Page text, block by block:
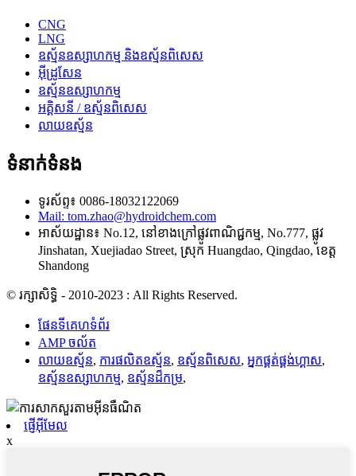
CNG
LNG
ឧស្ម័នឧស្សាហកម្ម និងឧស្ម័នពិសេស
អ៊ីដ្រូសែន
ឧស្ម័នឧស្សាហកម្ម
អគ្គិសនី / ឧស្ម័នពិសេស
លាយឧស្ម័ន
ទំនាក់ទំនង
ទូរស័ព្ទ៖ 0086-18032122069
Mail: tom.zhao@hydroidchem.com
អាស័យដ្ឋាន៖ No.12, នៅខាងក្រៅផ្លូវពាណិជ្ជកម្ម, No.777, ផ្លូវ
Jinshatan, Xuejiadao Street, ស្រុក Huangdao, Qingdao, ខេត្ត
Shandong
© រក្សាសិទ្ធិ - 2010-2023 : All Rights Reserved.
ផែនទីគេហទំព័រ
AMP ចល័ត
លាយឧស្ម័ន, ការផលិតឧស្ម័ន, ឧស្ម័នពិសេស, អ្នកផ្គត់ផ្គង់ហ្គាស,
ឧស្ម័នឧស្សាហកម្ម, ឧស្ម័នដ៏កម្រ,
ផ្ញើអ៊ីមែល
x